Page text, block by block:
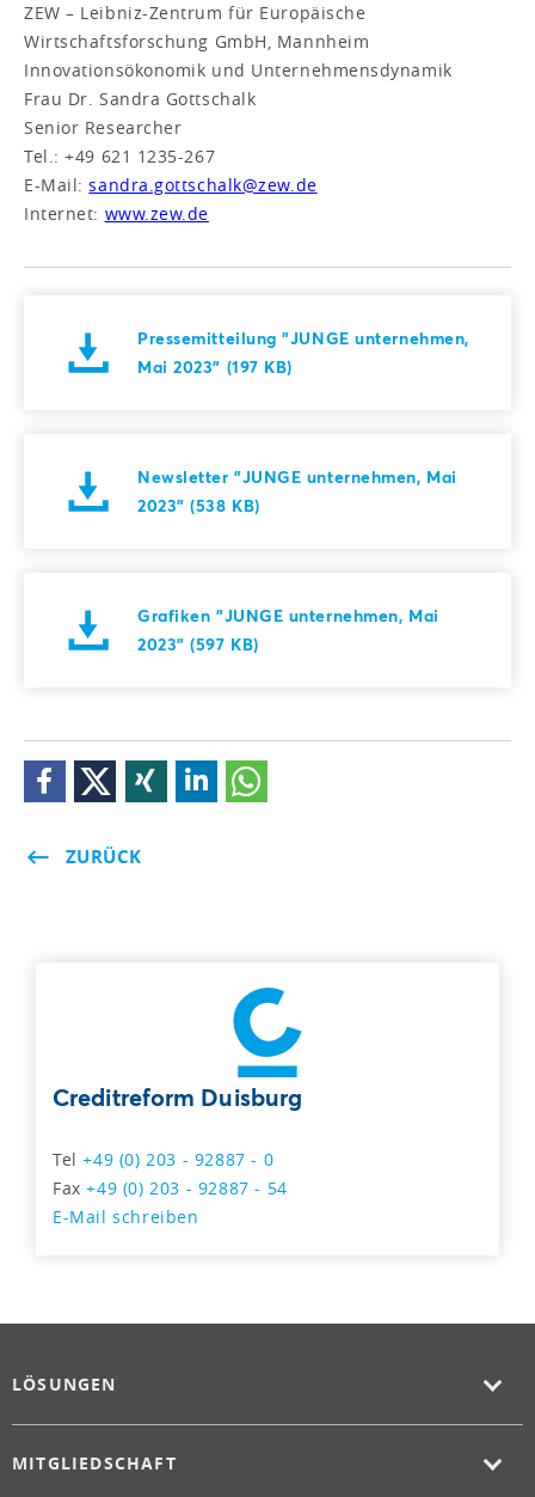
ZEW – Leibniz-Zentrum für Europäische
Wirtschaftsforschung GmbH, Mannheim
Innovationsökonomik und Unternehmensdynamik
Frau Dr. Sandra Gottschalk
Senior Researcher
Tel.: +49 621 1235-267
E-Mail:sandra.gottschalk@zew.de
Internet: www.zew.de
Pressemitteilung "JUNGE unternehmen,
Mai 2023" (197 KB)
Newsletter "JUNGE unternehmen, Mai
2023" (538 KB)
Grafiken "JUNGE unternehmen, Mai
2023" (597 KB)
ZURÜCK
Creditreform Duisburg
Tel+49 (0) 203 - 92887 - 0
Fax+49 (0) 203 - 92887 - 54
E-Mail schreiben
LÖSUNGEN
MITGLIEDSCHAFT